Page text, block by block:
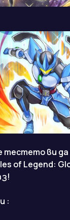
тестето ви
of Legend:
: